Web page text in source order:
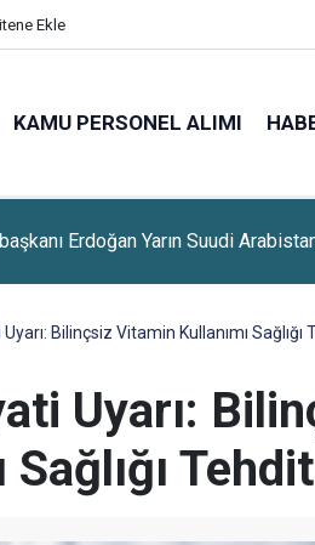
Ekle
KAMU PERSONEL ALIMI
Sınavsız Personel Ve İşçi
Bilinçsiz Vitamin Kullanımı Sağlığı
Uyarı: